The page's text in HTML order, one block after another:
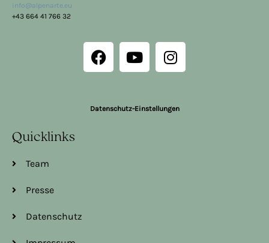
info@alpenarte.eu
+43 664 41 766 32
Datenschutz-Einstellungen
Quicklinks
Team
Presse
Datenschutz